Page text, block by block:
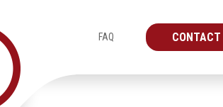
FAQ CONTACT